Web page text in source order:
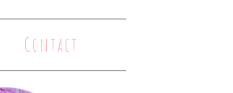
Contact